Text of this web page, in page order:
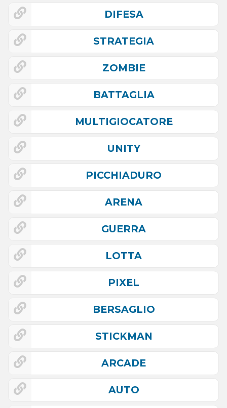
DIFESA
STRATEGIA
ZOMBIE
BATTAGLIA
MULTIGIOCATORE
UNITY
PICCHIADURO
ARENA
GUERRA
LOTTA
PIXEL
BERSAGLIO
STICKMAN
ARCADE
AUTO